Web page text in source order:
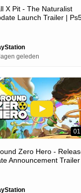
X Pit - The Naturalist
Launch Trailer |
geleden
Zero Hero -
Announcement